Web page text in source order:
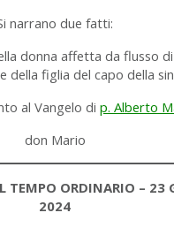
narrano due fatti:
donna affetta da flusso
della figlia del capo della
al Vangelo di p. Alberto
don Mario
TEMPO ORDINARIO – 23
2024